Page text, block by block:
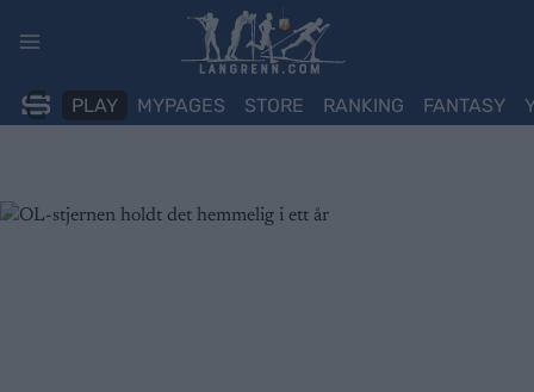
PLAY MYPAGES STORE RANKING FANTASY